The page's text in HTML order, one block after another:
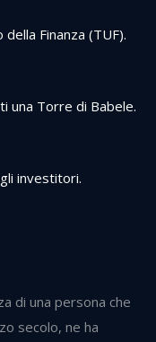
Finanza (TUF).
una Torre di Babele.
investitori.
di una persona che
secolo, ne ha